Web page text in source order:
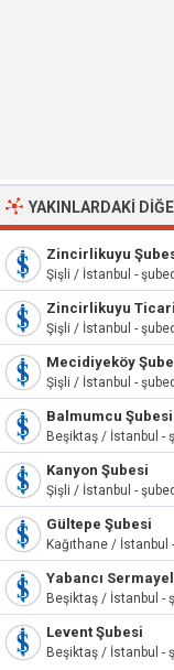
YAKINLARDAKI
Zincirlikuyu
Şişli / İstanbul -
Zincirlikuyu
Şişli / İstanbul -
Mecidiyeköy
Şişli / İstanbul -
Balmumcu Şubesi
Beşiktaş / İstanbul -
Kanyon Şubesi
Şişli / İstanbul -
Gültepe Şubesi
Kağıthane /
Yabancı
Beşiktaş / İstanbul -
Levent Şubesi
Beşiktaş / İstanbul -